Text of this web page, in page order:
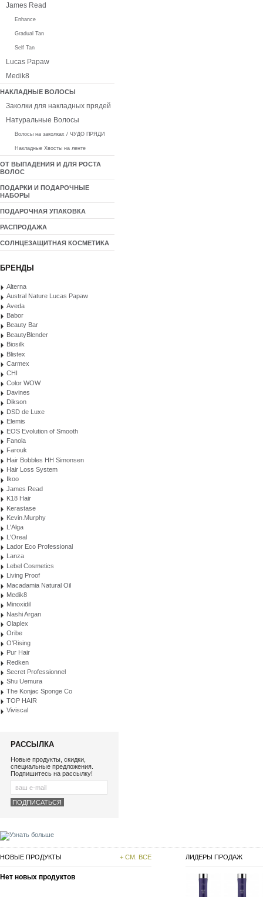
James Read
Enhance
Gradual Tan
Self Tan
Lucas Papaw
Medik8
НАКЛАДНЫЕ ВОЛОСЫ
Заколки для накладных прядей
Натуральные Волосы
Волосы на заколках / ЧУДО ПРЯДИ
Накладные Хвосты на ленте
ОТ ВЫПАДЕНИЯ И ДЛЯ РОСТА
ВОЛОС
ПОДАРКИ И ПОДАРОЧНЫЕ
НАБОРЫ
ПОДАРОЧНАЯ УПАКОВКА
РАСПРОДАЖА
СОЛНЦЕЗАЩИТНАЯ КОСМЕТИКА
БРЕНДЫ
Alterna
Austral Nature Lucas Papaw
Aveda
Babor
Beauty Bar
BeautyBlender
Biosilk
Blistex
Carmex
CHI
Color WOW
Davines
Dikson
DSD de Luxe
Elemis
EOS Evolution of Smooth
Fanola
Farouk
Hair Bobbles HH Simonsen
Hair Loss System
Ikoo
James Read
K18 Hair
Kerastase
Kevin.Murphy
L'Alga
L'Oreal
Lador Eco Professional
Lanza
Lebel Cosmetics
Living Proof
Macadamia Natural Oil
Medik8
Minoxidil
Nashi Argan
Olaplex
Oribe
O’Rising
Pur Hair
Redken
Secret Professionnel
Shu Uemura
The Konjac Sponge Co
TOP HAIR
Viviscal
РАССЫЛКА
Новые продукты, скидки,
специальные предложения.
Подпишитесь на рассылку!
НОВЫЕ ПРОДУКТЫ + СМ. ВСЕ
Нет новых продуктов
ЛИДЕРЫ ПРОДАЖ